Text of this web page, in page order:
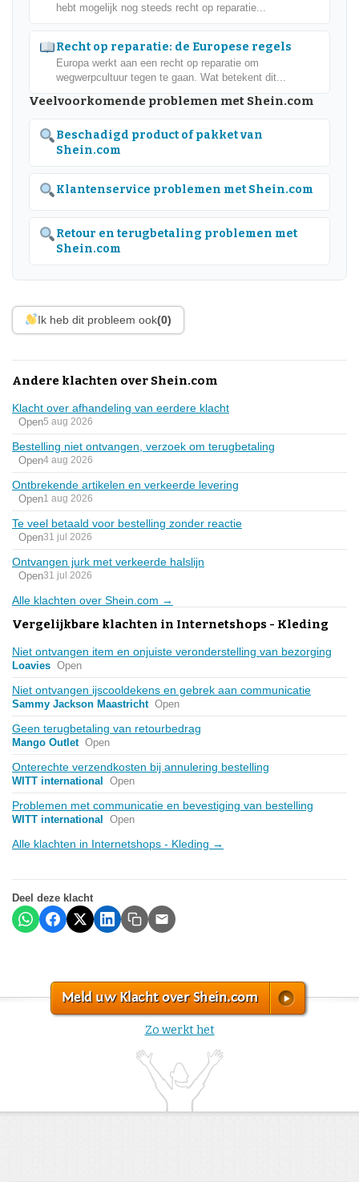
hebt mogelijk nog steeds recht op reparatie...
Recht op reparatie: de Europese regels
Europa werkt aan een recht op reparatie om
wegwerpcultuur tegen te gaan. Wat betekent dit...
Veelvoorkomende problemen met Shein.com
Beschadigd product of pakket van
Shein.com
Klantenservice problemen met Shein.com
Retour en terugbetaling problemen met
Shein.com
Ik heb dit probleem ook(0)
Andere klachten over Shein.com
Klacht over afhandeling van eerdere klacht
Open5 aug 2026
Bestelling niet ontvangen, verzoek om terugbetaling
Open4 aug 2026
Ontbrekende artikelen en verkeerde levering
Open1 aug 2026
Te veel betaald voor bestelling zonder reactie
Open31 jul 2026
Ontvangen jurk met verkeerde halslijn
Open31 jul 2026
Alle klachten over Shein.com →
Vergelijkbare klachten in Internetshops - Kleding
Niet ontvangen item en onjuiste veronderstelling van bezorging
Loavies Open
Niet ontvangen ijscooldekens en gebrek aan communicatie
Sammy Jackson Maastricht Open
Geen terugbetaling van retourbedrag
Mango Outlet Open
Onterechte verzendkosten bij annulering bestelling
WITT international Open
Problemen met communicatie en bevestiging van bestelling
WITT international Open
Alle klachten in Internetshops - Kleding →
Deel deze klacht
Meld uw Klacht over Shein.com
Zo werkt het